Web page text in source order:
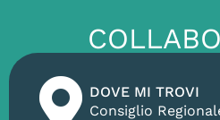
DOVE MI TROVI
Consiglio